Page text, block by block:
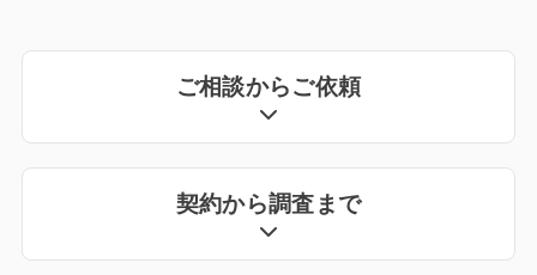
ご相談からご依頼
契約から調査まで